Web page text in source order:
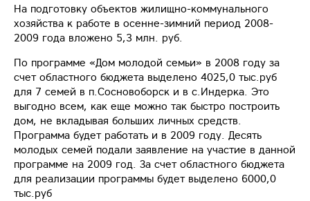
На подготовку объектов жилищно-коммунального
хозяйства к работе в осенне-зимний период 2008-
2009 года вложено 5,3 млн. руб.
По программе «Дом молодой семьи» в 2008 году за
счет областного бюджета выделено 4025,0 тыс.руб
для 7 семей в п.Сосновоборск и в с.Индерка. Это
выгодно всем, как еще можно так быстро построить
дом, не вкладывая больших личных средств.
Программа будет работать и в 2009 году. Десять
молодых семей подали заявление на участие в данной
программе на 2009 год. За счет областного бюджета
для реализации программы будет выделено 6000,0
тыс.руб